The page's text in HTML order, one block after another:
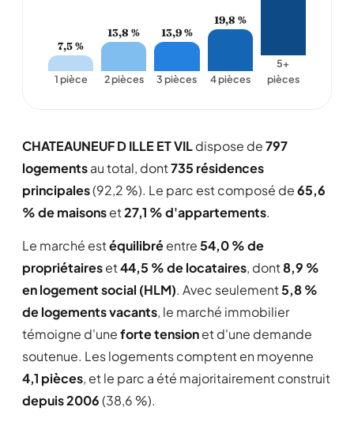
7,5 %
1 pièce
13,8 %
2 pièces
13,9 %
3 pièces
19,8 %
4 pièces
5+
pièces
CHATEAUNEUF D ILLE ET VILdispose de797
logementsau total, dont735 résidences
principales(92,2 %). Le parc est composé de65,6
% de maisonset27,1 % d'appartements.
Le marché estéquilibréentre54,0 % de
propriétaireset44,5 % de locataires, dont8,9 %
en logement social (HLM). Avec seulement5,8 %
de logements vacants, le marché immobilier
témoigne d'uneforte tensionet d'une demande
soutenue. Les logements comptent en moyenne
4,1 pièces, et le parc a été majoritairement construit
depuis 2006(38,6 %).